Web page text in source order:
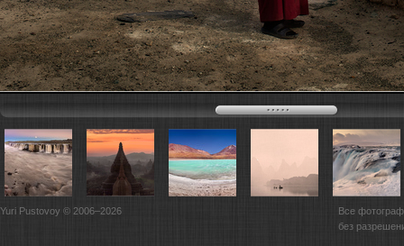
Yuri Pustovoy © 2006–2026
Все
без